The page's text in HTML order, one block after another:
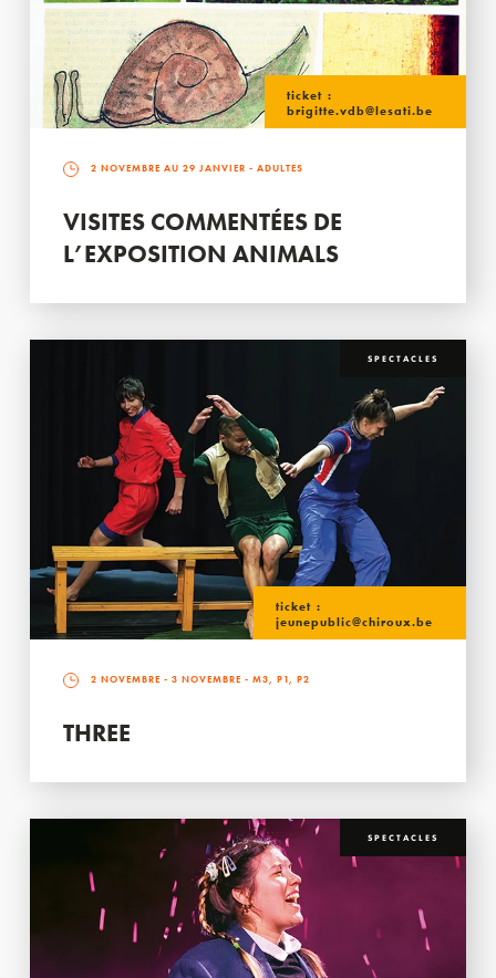
ticket :
brigitte.vdb@lesati.be
2 NOVEMBRE AU 29 JANVIER - ADULTES
VISITES COMMENTÉES DE
L’EXPOSITION ANIMALS
SPECTACLES
ticket :
jeunepublic@chiroux.be
2 NOVEMBRE - 3 NOVEMBRE - M3, P1, P2
THREE
SPECTACLES